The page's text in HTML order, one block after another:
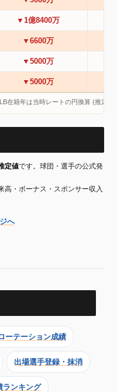
▼1億8400万
▼6600万
▼5000万
▼5000万
在籍年は当時レートの円換算 (推定)
定値です。球団・選手の公式発
高・ボーナス・スポンサー収入
へ
ーテーション成績
出場選手登録・抹消
ランキング